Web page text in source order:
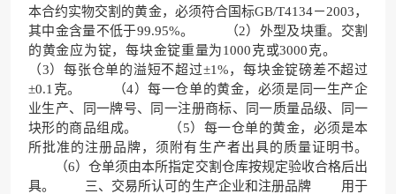
本合约实物交割的黄金，必须符合国标GB/T4134－2003，
其中金含量不低于99.95%。 （2）外型及块重。交割
的黄金应为锭，每块金锭重量为1000克或3000克。
（3）每张仓单的溢短不超过±1%，每块金锭磅差不超过
±0.1克。 （4）每一仓单的黄金，必须是同一生产企
业生产、同一牌号、同一注册商标、同一质量品级、同一
块形的商品组成。 （5）每一仓单的黄金，必须是本
所批准的注册品牌，须附有生产者出具的质量证明书。
（6）仓单须由本所指定交割仓库按规定验收合格后出
具。 三、交易所认可的生产企业和注册品牌 用于